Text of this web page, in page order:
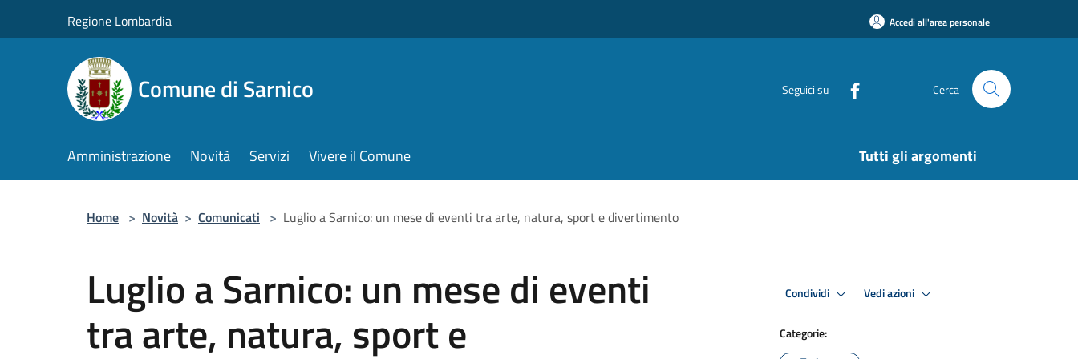
Regione Lombardia Accedi all'area personale
Comune di Sarnico Seguici su Cerca
Amministrazione Novità Servizi Vivere il Comune Tutti gli argomenti
Home > Novità > Comunicati > Luglio a Sarnico: un mese di eventi tra arte, natura, sport e divertimento
Luglio a Sarnico: un mese di eventi
tra arte, natura, sport e
Condividi Vedi azioni
Categorie: